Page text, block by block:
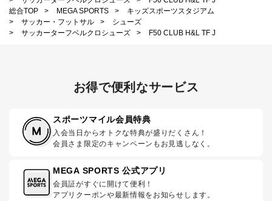
総合TOP
> MEGA SPORTS >
キッズスポーツスタジアム
>
サッカー・フットサル >
シューズ
>
サッカーターフベルクロシューズ > F50 CLUB H&L TF J
お得で便利なサービス
スポーツマイル会員特典
入会当日からオトクな特典が盛りだくさん！
会員さま限定のキャンペーンもお見逃しなく。
MEGA SPORTS 公式アプリ
会員証がすぐに開けて便利！
アプリクーポンや最新情報をお知らせします。